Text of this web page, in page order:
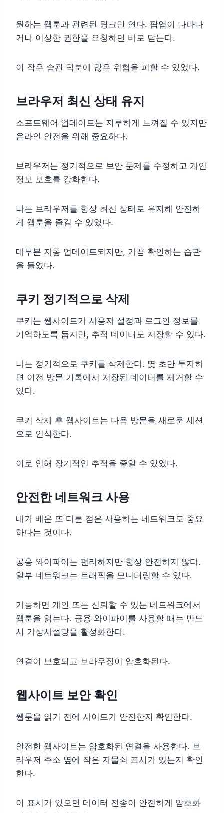
원하는 웹툰과 관련된 링크만 연다. 팝업이 나타나
거나 이상한 권한을 요청하면 바로 닫는다.
이 작은 습관 덕분에 많은 위험을 피할 수 있었다.
브라우저 최신 상태 유지
소프트웨어 업데이트는 지루하게 느껴질 수 있지만
온라인 안전을 위해 중요하다.
브라우저는 정기적으로 보안 문제를 수정하고 개인
정보 보호를 강화한다.
나는 브라우저를 항상 최신 상태로 유지해 안전하
게 웹툰을 즐길 수 있었다.
대부분 자동 업데이트되지만, 가끔 확인하는 습관
을 들였다.
쿠키 정기적으로 삭제
쿠키는 웹사이트가 사용자 설정과 로그인 정보를
기억하도록 돕지만, 추적 데이터도 저장할 수 있다.
나는 정기적으로 쿠키를 삭제한다. 몇 초만 투자하
면 이전 방문 기록에서 저장된 데이터를 제거할 수
있다.
쿠키 삭제 후 웹사이트는 다음 방문을 새로운 세션
으로 인식한다.
이로 인해 장기적인 추적을 줄일 수 있었다.
안전한 네트워크 사용
내가 배운 또 다른 점은 사용하는 네트워크도 중요
하다는 것이다.
공용 와이파이는 편리하지만 항상 안전하지 않다.
일부 네트워크는 트래픽을 모니터링할 수 있다.
가능하면 개인 또는 신뢰할 수 있는 네트워크에서
웹툰을 읽는다. 공용 와이파이를 사용할 때는 반드
시 가상사설망을 활성화한다.
연결이 보호되고 브라우징이 암호화된다.
웹사이트 보안 확인
웹툰을 읽기 전에 사이트가 안전한지 확인한다.
안전한 웹사이트는 암호화된 연결을 사용한다. 브
라우저 주소 옆에 작은 자물쇠 표시가 있는지 확인
한다.
이 표시가 있으면 데이터 전송이 안전하게 암호화